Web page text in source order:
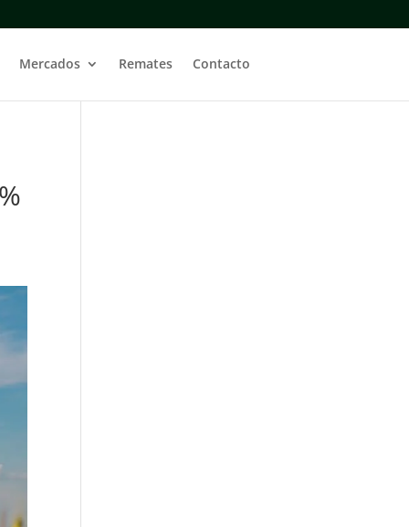
Mercados Remates Contacto